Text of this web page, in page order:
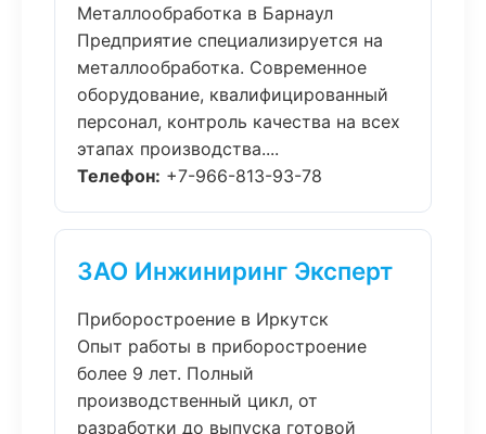
Металлообработка в Барнаул
Предприятие специализируется на
металлообработка. Современное
оборудование, квалифицированный
персонал, контроль качества на всех
этапах производства....
Телефон: +7-966-813-93-78
ЗАО Инжиниринг Эксперт
Приборостроение в Иркутск
Опыт работы в приборостроение
более 9 лет. Полный
производственный цикл, от
разработки до выпуска готовой